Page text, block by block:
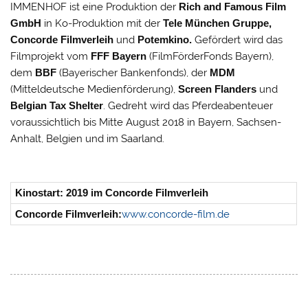
IMMENHOF ist eine Produktion der Rich and Famous Film
GmbH in Ko-Produktion mit derTele München Gruppe,
Concorde Filmverleih und Potemkino.Gefördert wird das
Filmprojekt vom FFF Bayern(FilmFörderFonds Bayern),
dem BBF(Bayerischer Bankenfonds), der MDM
(Mitteldeutsche Medienförderung), Screen Flanders und
Belgian Tax Shelter. Gedreht wird das Pferdeabenteuer
voraussichtlich bis Mitte August 2018 in Bayern, Sachsen-
Anhalt, Belgien und im Saarland.
Kinostart: 2019 im Concorde Filmverleih
Concorde Filmverleih:www.concorde-film.de